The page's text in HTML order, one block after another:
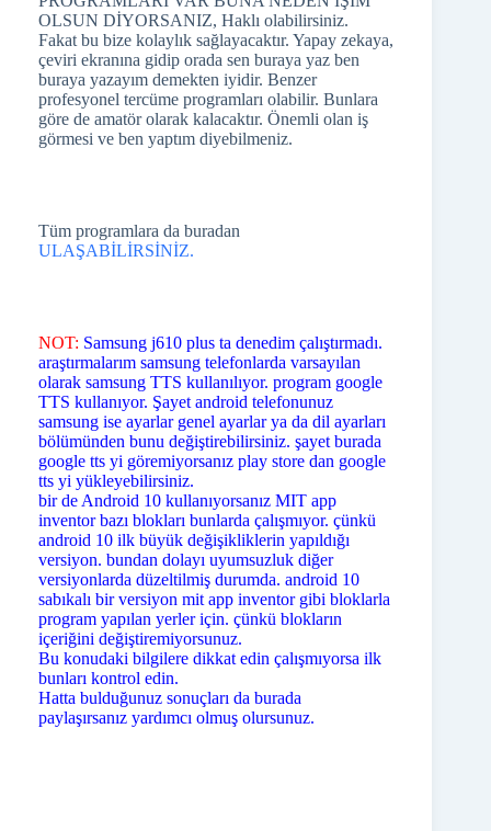
OLSUN DİYORSANIZ, Haklı olabilirsiniz.
Fakat bu bize kolaylık sağlayacaktır. Yapay zekaya,
çeviri ekranına gidip orada sen buraya yaz ben
buraya yazayım demekten iyidir. Benzer
profesyonel tercüme programları olabilir. Bunlara
göre de amatör olarak kalacaktır. Önemli olan iş
görmesi ve ben yaptım diyebilmeniz.
Tüm programlara da buradan
ULAŞABİLİRSİNİZ.
NOT: Samsung j610 plus ta denedim çalıştırmadı.
araştırmalarım samsung telefonlarda varsayılan
olarak samsung TTS kullanılıyor. program google
TTS kullanıyor. Şayet android telefonunuz
samsung ise ayarlar genel ayarlar ya da dil ayarları
bölümünden bunu değiştirebilirsiniz. şayet burada
google tts yi göremiyorsanız play store dan google
tts yi yükleyebilirsiniz.
bir de Android 10 kullanıyorsanız MIT app
inventor bazı blokları bunlarda çalışmıyor. çünkü
android 10 ilk büyük değişikliklerin yapıldığı
versiyon. bundan dolayı uyumsuzluk diğer
versiyonlarda düzeltilmiş durumda. android 10
sabıkalı bir versiyon mit app inventor gibi bloklarla
program yapılan yerler için. çünkü blokların
içeriğini değiştiremiyorsunuz.
Bu konudaki bilgilere dikkat edin çalışmıyorsa ilk
bunları kontrol edin.
Hatta bulduğunuz sonuçları da burada
paylaşırsanız yardımcı olmuş olursunuz.